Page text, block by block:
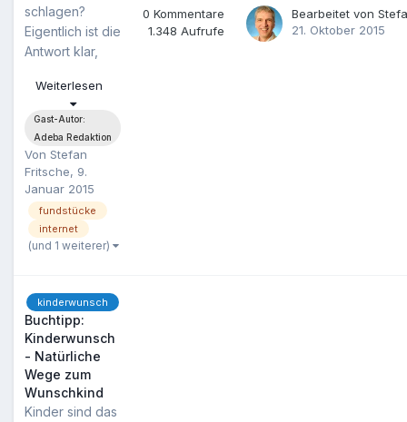
schlagen?
Eigentlich ist die
Antwort klar,
Weiterlesen
Gast-Autor:
Adeba Redaktion
Von Stefan
Fritsche, 9.
Januar 2015
fundstücke
internet
(und 1 weiterer)
0 Kommentare
1.348 Aufrufe
Bearbeitet von
21. Oktober 2015
kinderwunsch
Buchtipp:
Kinderwunsch
- Natürliche
Wege zum
Wunschkind
Kinder sind das